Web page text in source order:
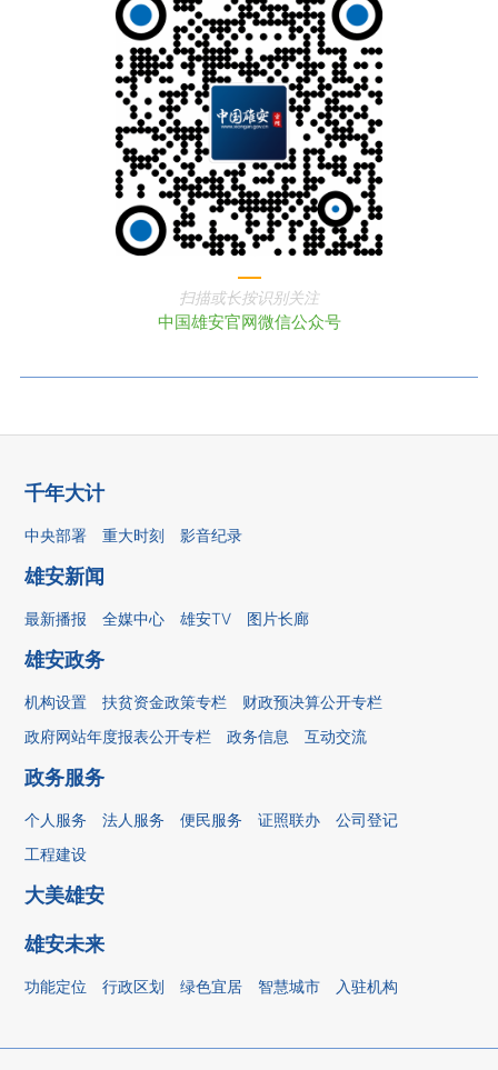
扫描或长按识别关注
中国雄安官网微信公众号
千年大计
中央部署 重大时刻 影音纪录
雄安新闻
最新播报 全媒中心 雄安TV 图片长廊
雄安政务
机构设置 扶贫资金政策专栏
财政预决算公开专栏
政府网站年度报表公开专栏
政务信息 互动交流
政务服务
个人服务 法人服务 便民服务 证照联办
公司登记
工程建设
大美雄安
雄安未来
功能定位 行政区划 绿色宜居 智慧城市 入驻机构